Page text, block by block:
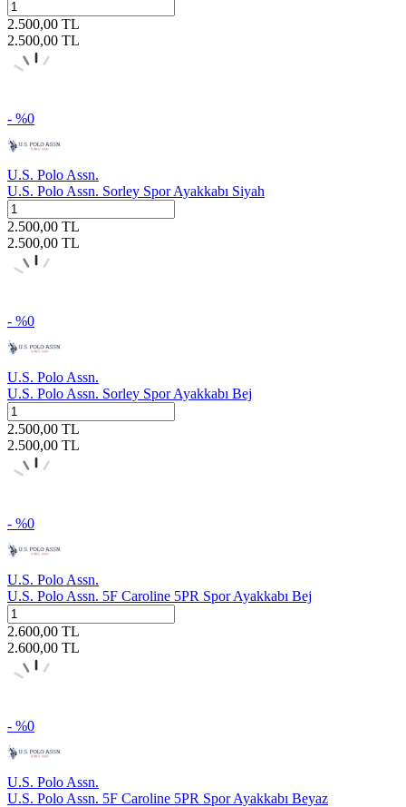
2.500,00 TL
2.500,00 TL
- %0
U.S. Polo Assn.
U.S. Polo Assn. Sorley Spor Ayakkabı Siyah
2.500,00 TL
2.500,00 TL
- %0
U.S. Polo Assn.
U.S. Polo Assn. Sorley Spor Ayakkabı Bej
2.500,00 TL
2.500,00 TL
- %0
U.S. Polo Assn.
U.S. Polo Assn. 5F Caroline 5PR Spor Ayakkabı Bej
2.600,00 TL
2.600,00 TL
- %0
U.S. Polo Assn.
U.S. Polo Assn. 5F Caroline 5PR Spor Ayakkabı Beyaz